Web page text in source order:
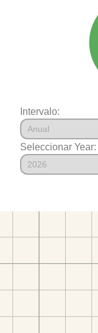
Intervalo:
Seleccionar Year: